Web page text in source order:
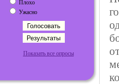
Плохо
Ужасно
Показать все опросы